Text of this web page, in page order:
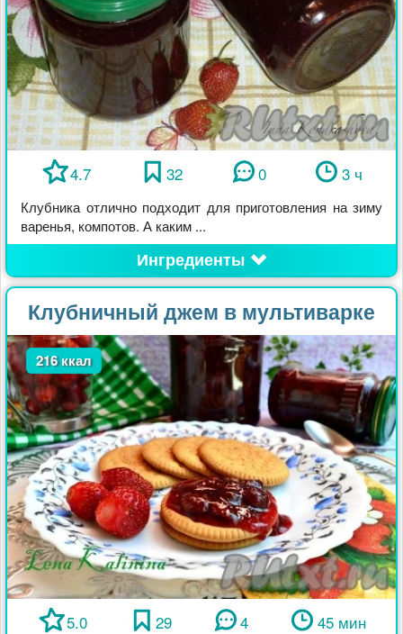
4.7 32 0 3 ч
Клубника отлично подходит для приготовления на зиму
варенья, компотов. А каким ...
Ингредиенты
Клубничный джем в мультиварке
216 ккал
5.0 29 4 45 мин